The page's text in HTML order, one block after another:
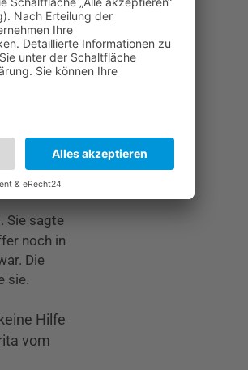
immer
und uns
sauer,
Sie sagte
noch in
Die
sie.
Hilfe
vom